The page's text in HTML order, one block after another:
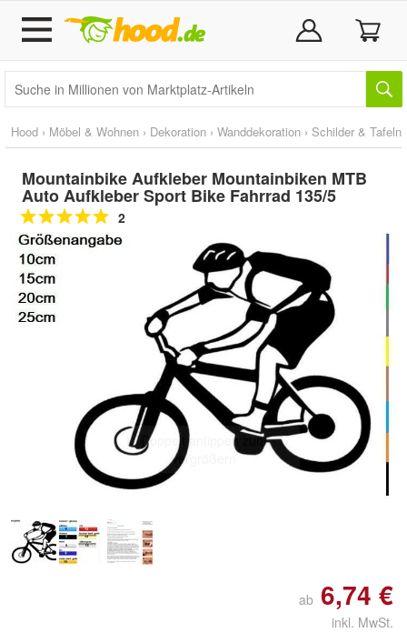
Hood › Möbel & Wohnen › Dekoration › Wanddekoration › Schilder & Tafeln
Mountainbike Aufkleber Mountainbiken MTB
Auto Aufkleber Sport Bike Fahrrad 135/5
2
Doppelt antippen zum
vergrößern
ab 6,74 €
inkl. MwSt.